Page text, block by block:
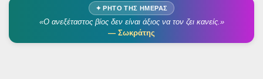
✦ ΡΗΤΌ ΤΗΣ ΗΜΈΡΑΣ
«Ο ανεξέταστος βίος δεν είναι άξιος να τον ζει κανείς.»
— Σωκράτης